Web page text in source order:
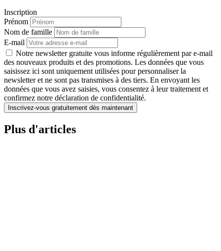
Inscription
Prénom
Nom de famille
E-mail
Notre newsletter gratuite vous informe régulièrement par e-mail
des nouveaux produits et des promotions. Les données que vous
saisissez ici sont uniquement utilisées pour personnaliser la
newsletter et ne sont pas transmises à des tiers. En envoyant les
données que vous avez saisies, vous consentez à leur traitement et
confirmez notre déclaration de confidentialité.
Inscrivez-vous gratuitement dès maintenant
Plus d'articles